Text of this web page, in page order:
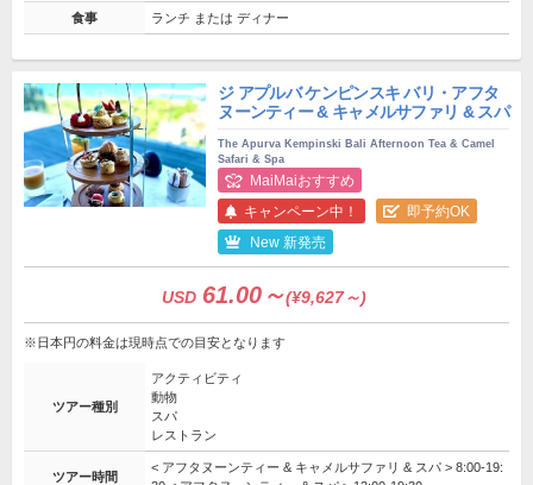
食事 ランチ または ディナー
ジ アプルバ ケンピンスキ バリ・アフタ
ヌーンティー & キャメルサファリ & スパ
The Apurva Kempinski Bali Afternoon Tea & Camel
Safari & Spa
MaiMaiおすすめ
キャンペーン中！
即予約OK
New 新発売
USD 61.00～(¥9,627～)
※日本円の料金は現時点での目安となります
ツアー種別
アクティビティ
動物
スパ
レストラン
ツアー時間
< アフタヌーンティー & キャメルサファリ & スパ > 8:00-19: